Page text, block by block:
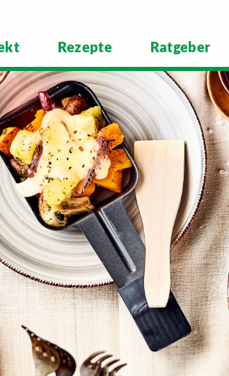
Rezepte Ratgeber